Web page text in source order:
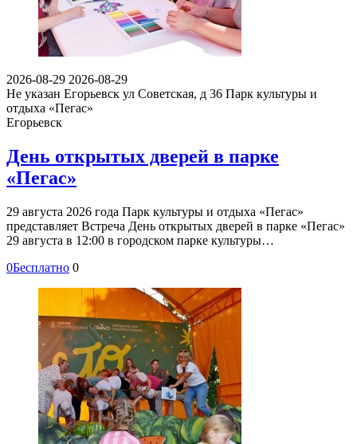
2026-08-29 2026-08-29
Не указан Егорьевск ул Советская, д 36 Парк культуры и
отдыха «Пегас»
Егорьевск
День открытых дверей в парке
«Пегас»
29 августа 2026 года Парк культуры и отдыха «Пегас»
представляет Встреча День открытых дверей в парке «Пегас»
29 августа в 12:00 в городском парке культуры…
0Бесплатно 0